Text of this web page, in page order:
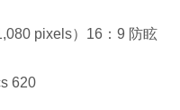
pixels）16：9 防眩
620